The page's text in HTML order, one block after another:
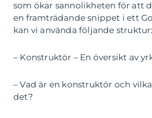
som ökar sannolikheten för att
en framträdande snippet i ett
kan vi använda följande struktur:
– Konstruktör – En översikt av
– Vad är en konstruktör och
det?